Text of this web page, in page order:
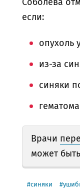
если:
опухоль
из-за
синяки
Врачи
может
синяки